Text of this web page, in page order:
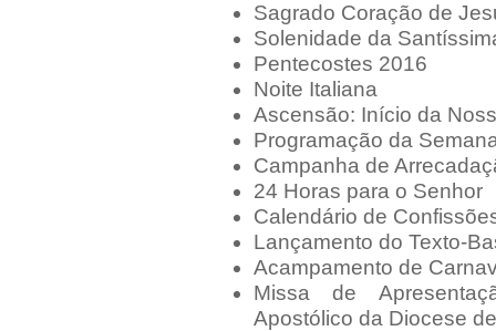
Sagrado Coração de
Solenidade da
Pentecostes 2016
Noite Italiana
Ascensão: Início da
Programação da
Campanha de
24 Horas para o Senhor
Calendário de
Lançamento do Texto-
Acampamento de
Missa de
Apostólico da Diocese